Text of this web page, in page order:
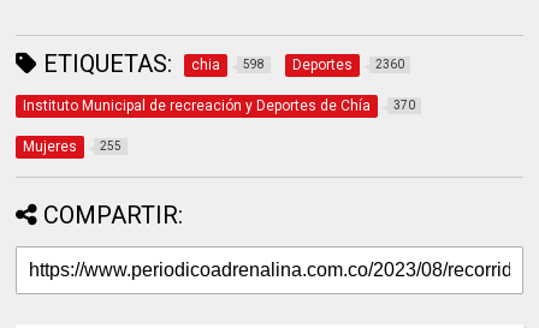
ETIQUETAS: chia 598 Deportes 2360
Instituto Municipal de recreación y Deportes de Chía 370
Mujeres 255
COMPARTIR: